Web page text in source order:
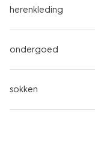
herenkleding
ondergoed
sokken